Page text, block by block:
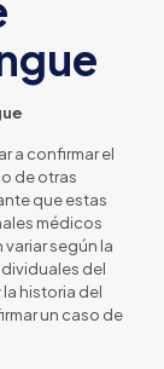
a confirmar el
de otras
que estas
médicos
según la
del
historia del
un caso de